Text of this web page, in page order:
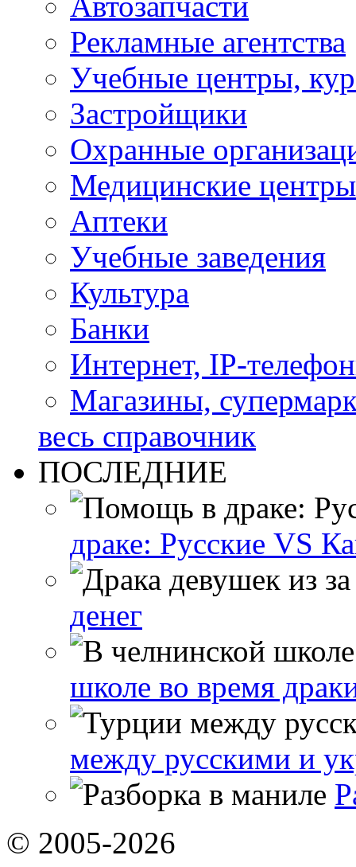
Рекламные агентства
Учебные центры,
Застройщики
Охранные
Медицинские центры
Аптеки
Учебные заведения
Культура
Банки
Интернет, IP-
Магазины,
весь справочник
ПОСЛЕДНИЕ
драке: Русские VS
денег
школе во время
между русскими и
© 2005-2026